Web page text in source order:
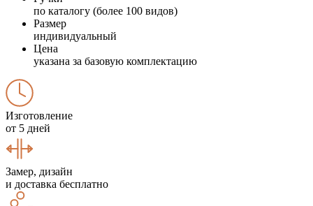
по каталогу (более 100 видов)
Размер
индивидуальный
Цена
указана за базовую комплектацию
Изготовление
от 5 дней
Замер, дизайн
и доставка бесплатно